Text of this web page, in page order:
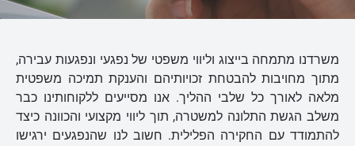
משרדנו מתמחה בייצוג וליווי משפטי של נפגעי ונפגעות עבירה,
מתוך מחויבות להבטחת זכויותיהם והענקת תמיכה משפטית
מלאה לאורך כל שלבי ההליך. אנו מסייעים ללקוחותינו כבר
משלב הגשת התלונה למשטרה, תוך ליווי מקצועי והכוונה כיצד
להתמודד עם החקירה הפלילית. חשוב לנו שהנפגעים ירגישו